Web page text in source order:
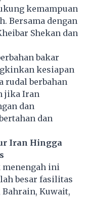
kemampuan
Bersama dengan
Shekan dan
bakar
kesiapan
rudal berbahan
jika Iran
dan
dan
Iran Hingga
menengah ini
besar fasilitas
Bahrain, Kuwait,